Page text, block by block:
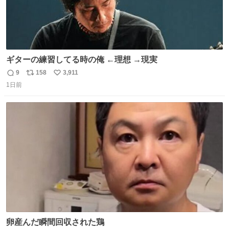
ギターの練習してる時の俺 ←理想 →現実
返
信
9
リ
158
い
3,911
1日前
卵産んだ瞬間回収された鶏